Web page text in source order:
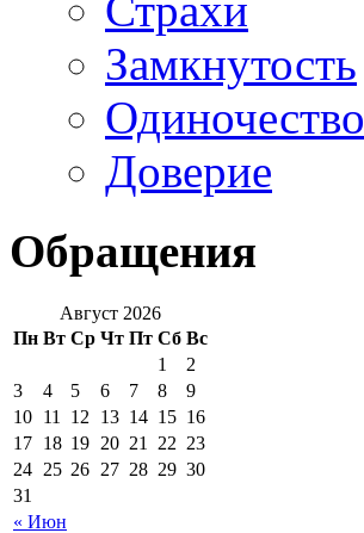
Страхи
Замкнутость
Одиночество
Доверие
Обращения
Август 2026
Пн Вт Ср Чт Пт Сб Вс
« Июн
1
2
3
4 5 6 7 8
9
10 11 12 13 14 15 16
17 18 19 20 21 22 23
24 25 26 27 28 29 30
31